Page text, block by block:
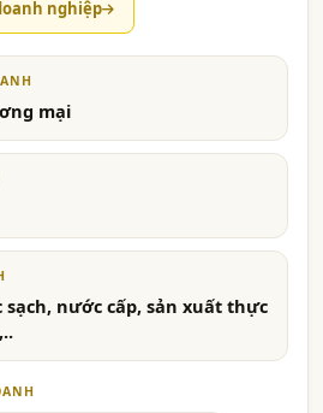
nghiệp
mại
nước cấp, sản xuất thực